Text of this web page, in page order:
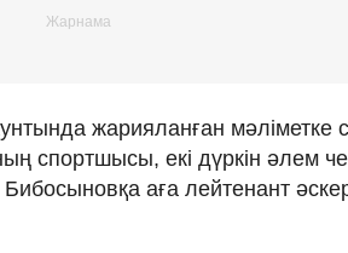
жарияланған мәліметке
спортшысы, екі дүркін әлем
аға лейтенант